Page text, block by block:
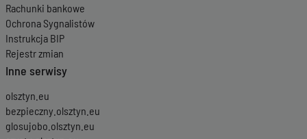
Rachunki bankowe
Ochrona Sygnalistów
Instrukcja BIP
Rejestr zmian
Inne serwisy
olsztyn.eu
bezpieczny.olsztyn.eu
glosujobo.olsztyn.eu